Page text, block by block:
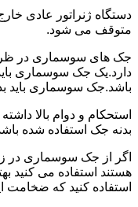
دستگاه ژنراتور عادی
متوقف می شود.
جک های سوسماری در
باشد.جک سوسماری باید
استحکام و دوام بالا
بدنه جک استفاده شده
اگر از جک سوسماری در
هستند استفاده می کنید
استفاده کنید که ضخامت